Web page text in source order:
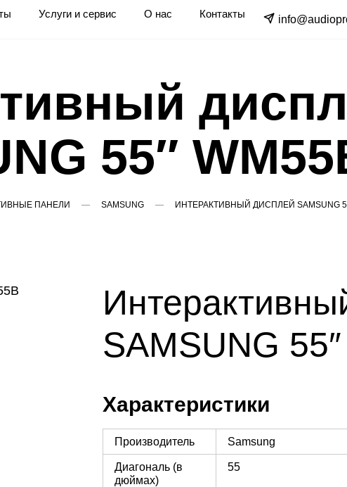
Услуги и сервис О нас Контакты
55″
ПАНЕЛИ SAMSUNG ИНТЕРАКТИВНЫЙ ДИСПЛЕЙ SAMSUNG
SAMSUNG
Характеристики
Производитель Samsung
Диагональ (в
дюймах)
55